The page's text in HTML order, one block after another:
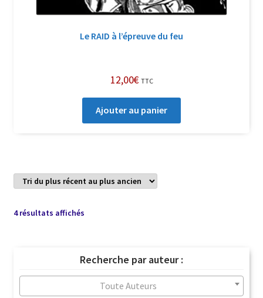
Le RAID à l’épreuve du feu
12,00€ TTC
Ajouter au panier
4 résultats affichésTrié
au
plus
ancien
Recherche par auteur :
Toute Auteurs